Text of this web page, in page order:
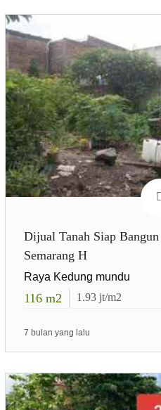
Dijual Tanah Siap
Semarang H
Raya Kedung mundu
116 m2 1.93 jt/m2
7 bulan yang lalu